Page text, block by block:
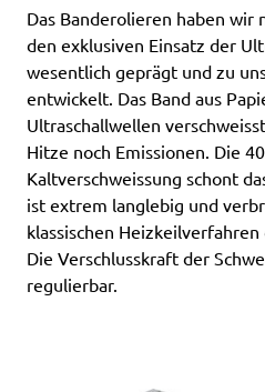
Das Banderolieren haben wir
den exklusiven Einsatz der
wesentlich geprägt und zu
entwickelt. Das Band aus
Ultraschallwellen
Hitze noch Emissionen. Die
Kaltverschweissung schont
ist extrem langlebig und
klassischen
Die Verschlusskraft der
regulierbar.